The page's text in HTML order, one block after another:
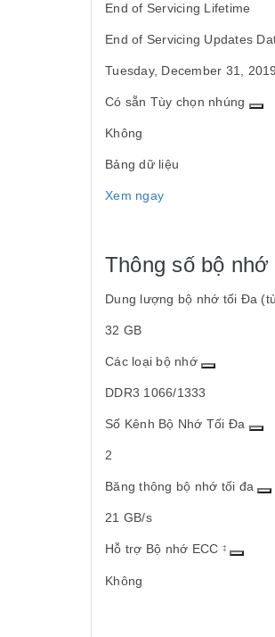
End of Servicing Lifetime
End of Servicing Updates
Tuesday, December 31, 2019
Có sẵn Tùy chọn nhúng
Không
Bảng dữ liệu
Xem ngay
Thông số bộ nhớ
Dung lượng bộ nhớ tối Đa
32 GB
Các loại bộ nhớ
DDR3 1066/1333
Số Kênh Bộ Nhớ Tối Đa
2
Băng thông bộ nhớ tối đa
21 GB/s
Hỗ trợ Bộ nhớ ECC ‡
Không